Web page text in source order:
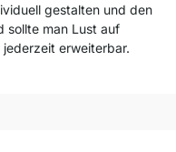
gestalten und den
sollte man Lust auf
erweiterbar.